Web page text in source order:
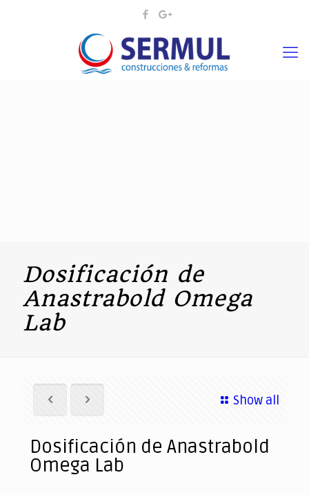
Dosificación de
Anastrabold Omega
Lab
Show all
Dosificación de Anastrabold
Omega Lab